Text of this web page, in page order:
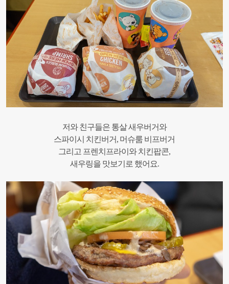
저와 친구들은 통살 새우버거와
스파이시 치킨버거, 머슈룸 비프버거
그리고 프렌치프라이와 치킨팝콘,
새우링을 맛보기로 했어요.